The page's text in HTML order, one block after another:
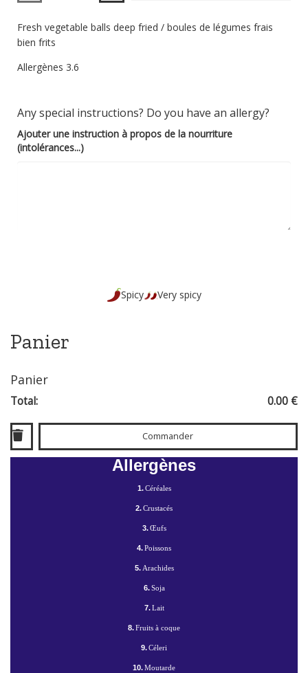
Fresh vegetable balls deep fried / boules de légumes frais
bien frits
Allergènes 3.6
Any special instructions? Do you have an allergy?
Ajouter une instruction à propos de la nourriture
(intolérances...)
Spicy Very spicy
Panier
Panier
Total: 0.00 €
Commander
Allergènes
1.Céréales
2.Crustacés
3.Œufs
4.Poissons
5. Arachides
6.Soja
7.Lait
8.Fruits à coque
9.Céleri
10.Moutarde